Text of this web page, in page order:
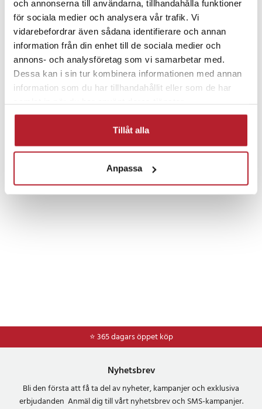
och annonserna till användarna, tillhandahålla funktioner
för sociala medier och analysera vår trafik. Vi
vidarebefordrar även sådana identifierare och annan
information från din enhet till de sociala medier och
annons- och analysföretag som vi samarbetar med.
Dessa kan i sin tur kombinera informationen med annan
information som du har tillhandahållit eller som de har
Tillåt alla
Anpassa
- Tillverkare: Cameron Sino
- Typ: Li-ion
- Kapacitet: 2500mAh/70Wh
- Volt: 28V
- Storlek: 103,7 x 48,8 x 72,1 mm
- Vikt: 422 g
- Färg: Svart
Artikelnummer:98114
Fortsätt att fynda
Hemelektronik
⭐ 365 dagars öppet köp
Nyhetsbrev
Bli den första att få ta del av nyheter, kampanjer och exklusiva
erbjudanden Anmäl dig till vårt nyhetsbrev och SMS-kampanjer.